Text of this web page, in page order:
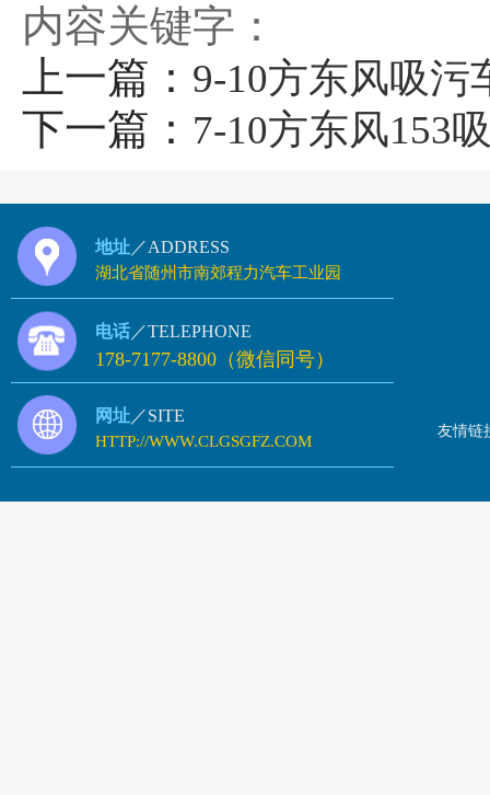
内容关键字：
上一篇： 9-10方东风吸污
下一篇： 7-10方东风153
地址 ／ADDRESS
湖北省随州市南郊程力汽车工业园
电话 ／TELEPHONE
178-7177-8800（微信同号）
网址 ／SITE
HTTP://WWW.CLGSGFZ.COM
友情链